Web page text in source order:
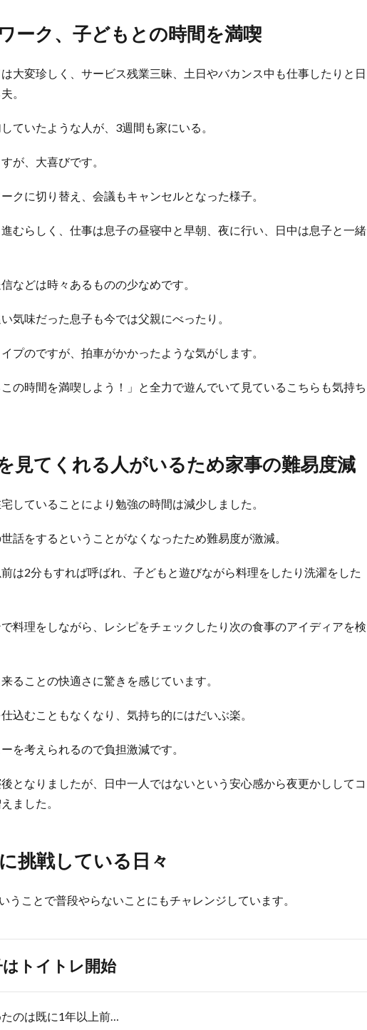
ーク、子どもとの時間を満喫
大変珍しく、サービス残業三昧、土日やバカンス中も仕事したりと日
。
ていたような人が、3週間も家にいる。
が、大喜びです。
クに切り替え、会議もキャンセルとなった様子。
むらしく、仕事は息子の昼寝中と早朝、夜に行い、日中は息子と一緒
などは時々あるものの少なめです。
気味だった息子も今では父親にべったり。
プのですが、拍車がかかったような気がします。
の時間を満喫しよう！」と全力で遊んでいて見ているこちらも気持ち
見てくれる人がいるため家事の難易度減
していることにより勉強の時間は減少しました。
話をするということがなくなったため難易度が激減。
は2分もすれば呼ばれ、子どもと遊びながら料理をしたり洗濯をした
料理をしながら、レシピをチェックしたり次の食事のアイディアを検
ることの快適さに驚きを感じています。
込むこともなくなり、気持ち的にはだいぶ楽。
を考えられるので負担激減です。
となりましたが、日中一人ではないという安心感から夜更かししてコ
ました。
挑戦している日々
ことで普段やらないことにもチャレンジしています。
トイトレ開始
のは既に1年以上前…